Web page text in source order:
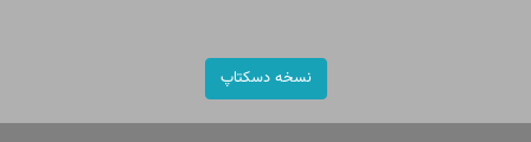
نسخه دسکتاپ